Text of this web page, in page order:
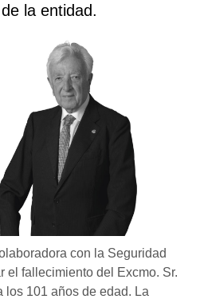
la entidad.
con la Seguridad
el fallecimiento del Excmo. Sr.
los 101 años de edad. La